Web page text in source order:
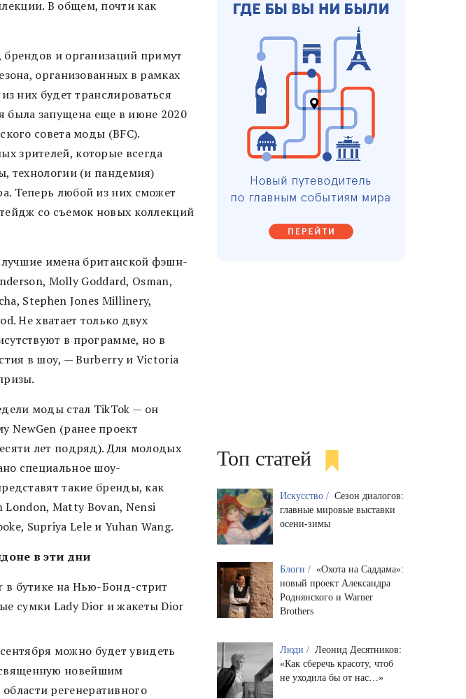
В общем, почти как
и организаций примут
организованных в рамках
них будет транслироваться
была запущена еще в июне 2020
совета моды (BFC).
зрителей, которые всегда
технологии (и пандемия)
Теперь любой из них сможет
со съемок новых коллекций
лучшие имена британской фэшн-
Molly Goddard, Osman,
Stephen Jones Millinery,
Не хватает только двух
в программе, но в
в шоу, — Burberry и Victoria
моды стал TikTok — он
NewGen (ранее проект
лет подряд). Для молодых
специальное шоу-
такие бренды, как
London, Matty Bovan, Nensi
Supriya Lele и Yuhan Wang.
в эти дни
в бутике на Нью-Бонд-стрит
сумки Lady Dior и жакеты Dior
можно будет увидеть
новейшим
регенеративного
Топ статей
Искусство / Сезон диалогов:
главные мировые выставки
осени-зимы
Блоги / «Охота на Саддама»:
новый проект Александра
Роднянского и Warner
Brothers
Люди / Леонид Десятников:
«Как сберечь красоту, чтоб
не уходила бы от нас…»